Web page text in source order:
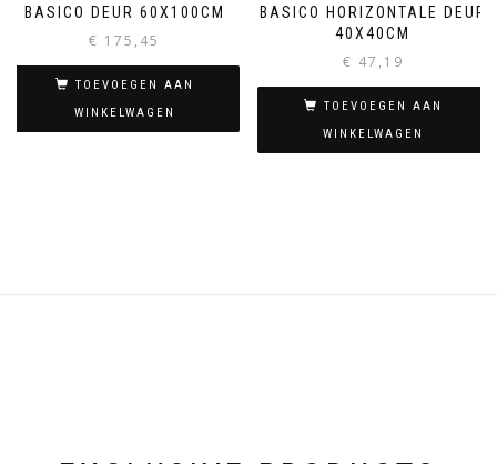
BASICO DEUR 60X100CM
€ 175,45
TOEVOEGEN AAN
WINKELWAGEN
BASICO HORIZONTALE DEUR
40X40CM
€ 47,19
TOEVOEGEN AAN
WINKELWAGEN